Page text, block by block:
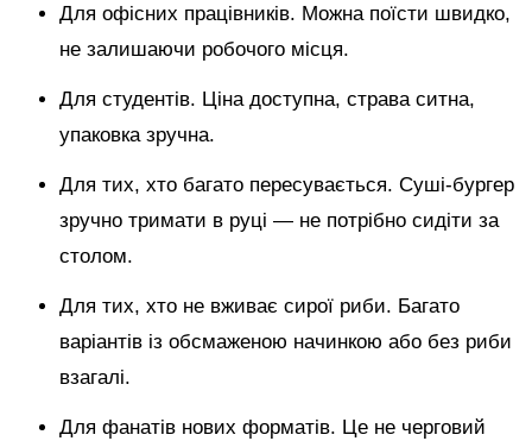
Для офісних працівників. Можна поїсти швидко,
не залишаючи робочого місця.
Для студентів. Ціна доступна, страва ситна,
упаковка зручна.
Для тих, хто багато пересувається. Суші-бургер
зручно тримати в руці — не потрібно сидіти за
столом.
Для тих, хто не вживає сирої риби. Багато
варіантів із обсмаженою начинкою або без риби
взагалі.
Для фанатів нових форматів. Це не черговий